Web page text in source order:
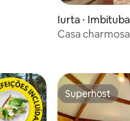
Iurta ⋅ Imbituba
Casa
Superhost
Superhost